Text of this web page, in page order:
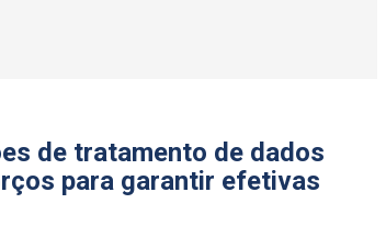
de tratamento de dados
para garantir efetivas